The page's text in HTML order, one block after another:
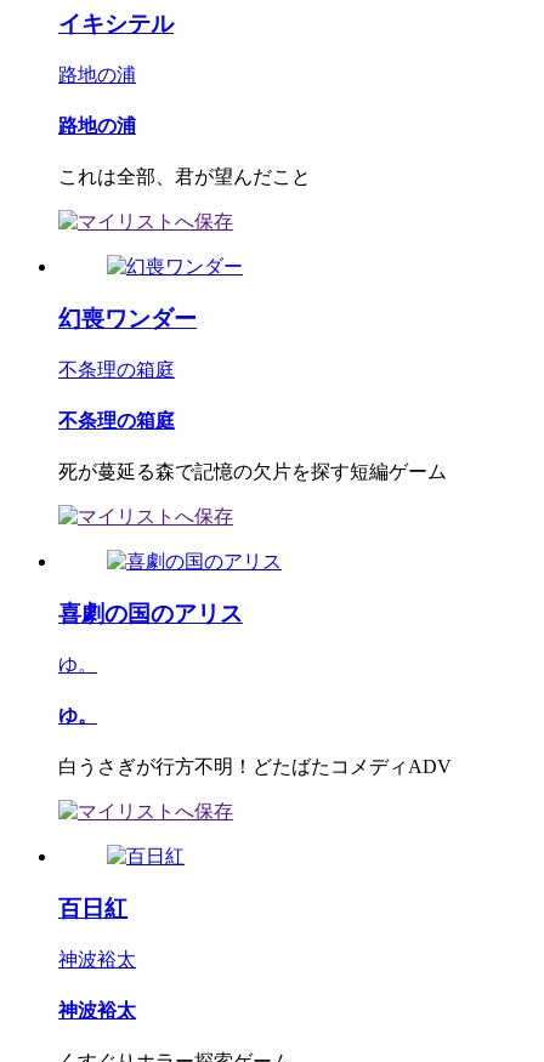
イキシテル
路地の浦
路地の浦
これは全部、君が望んだこと
幻喪ワンダー
不条理の箱庭
不条理の箱庭
死が蔓延る森で記憶の欠片を探す短編ゲーム
喜劇の国のアリス
ゆ。
ゆ。
白うさぎが行方不明！どたばたコメディADV
百日紅
神波裕太
神波裕太